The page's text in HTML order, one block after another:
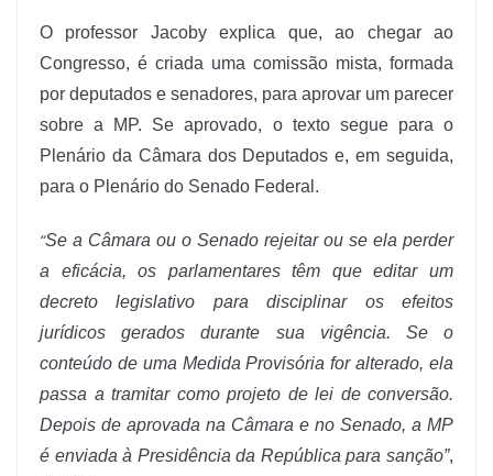
O professor Jacoby explica que, ao chegar ao
Congresso, é criada uma comissão mista, formada
por deputados e senadores, para aprovar um parecer
sobre a MP. Se aprovado, o texto segue para o
Plenário da Câmara dos Deputados e, em seguida,
para o Plenário do Senado Federal.
“Se a Câmara ou o Senado rejeitar ou se ela perder
a eficácia, os parlamentares têm que editar um
decreto legislativo para disciplinar os efeitos
jurídicos gerados durante sua vigência. Se o
conteúdo de uma Medida Provisória for alterado, ela
passa a tramitar como projeto de lei de conversão.
Depois de aprovada na Câmara e no Senado, a MP
é enviada à Presidência da República para sanção”,